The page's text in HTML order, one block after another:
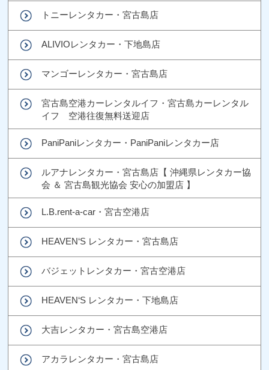
トニーレンタカー・宮古島店
ALIVIOレンタカー・下地島店
マンゴーレンタカー・宮古島店
宮古島空港カーレンタルイフ・宮古島カーレンタル
イフ 空港往復無料送迎店
PaniPaniレンタカー・PaniPaniレンタカー店
ルアナレンタカー・宮古島店【 沖縄県レンタカー協
会 ＆ 宮古島観光協会 安心の加盟店 】
L.B.rent-a-car・宮古空港店
HEAVEN‘S レンタカー・宮古島店
バジェットレンタカー・宮古空港店
HEAVEN‘S レンタカー・下地島店
大吉レンタカー・宮古島空港店
アカラレンタカー・宮古島店